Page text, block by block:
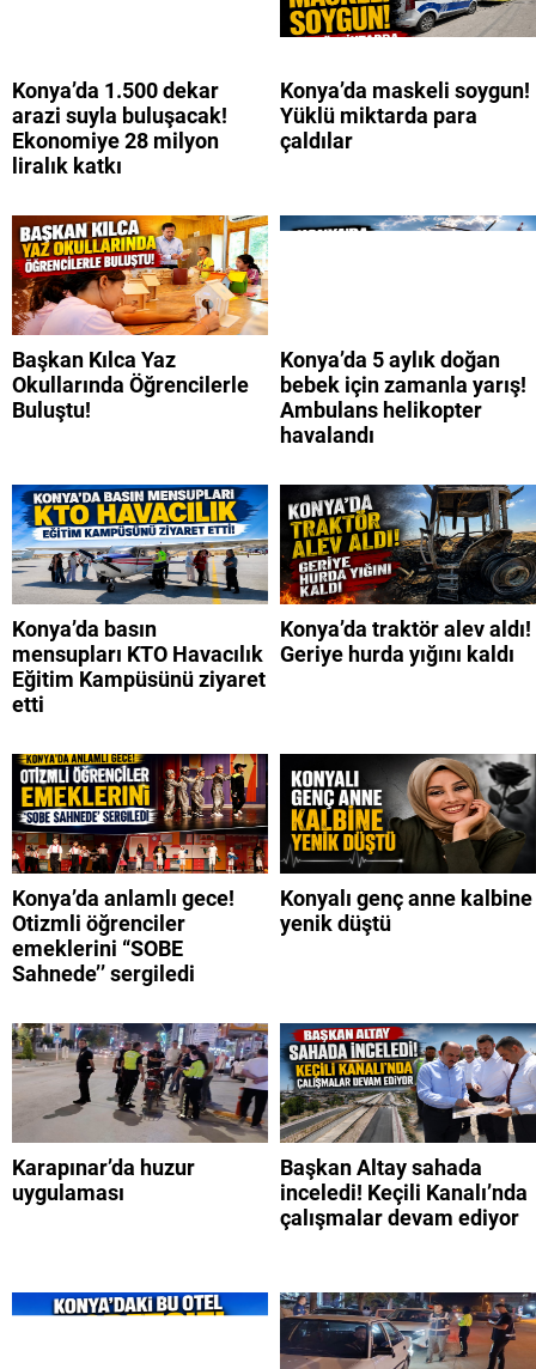
Konya’da 1.500 dekar
arazi suyla buluşacak!
Ekonomiye 28 milyon
liralık katkı
Konya’da maskeli soygun!
Yüklü miktarda para
çaldılar
Başkan Kılca Yaz
Okullarında Öğrencilerle
Buluştu!
Konya’da 5 aylık doğan
bebek için zamanla yarış!
Ambulans helikopter
havalandı
Konya’da basın
mensupları KTO Havacılık
Eğitim Kampüsünü ziyaret
etti
Konya’da traktör alev aldı!
Geriye hurda yığını kaldı
Konya’da anlamlı gece!
Otizmli öğrenciler
emeklerini “SOBE
Sahnede’’ sergiledi
Konyalı genç anne kalbine
yenik düştü
Karapınar’da huzur
uygulaması
Başkan Altay sahada
inceledi! Keçili Kanalı’nda
çalışmalar devam ediyor